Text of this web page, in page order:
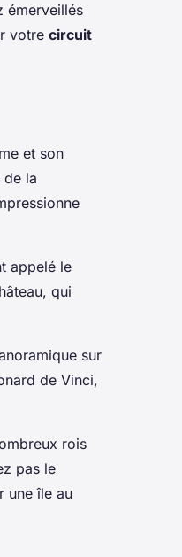
émerveillés
votre circuit
et son
de la
appelé le
qui
sur
de Vinci,
rois
pas le
une île au